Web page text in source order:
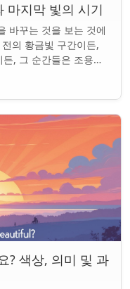
마지막 빛의 시기
바꾸는 것을 보는 것에
의 황금빛 구간이든,
, 그 순간들은 조용한
? 색상, 의미 및 과